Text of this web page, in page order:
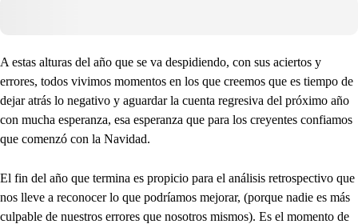
A estas alturas del año que se va despidiendo, con sus aciertos y
errores, todos vivimos momentos en los que creemos que es tiempo de
dejar atrás lo negativo y aguardar la cuenta regresiva del próximo año
con mucha esperanza, esa esperanza que para los creyentes confiamos
que comenzó con la Navidad.
El fin del año que termina es propicio para el análisis retrospectivo que
nos lleve a reconocer lo que podríamos mejorar, (porque nadie es más
culpable de nuestros errores que nosotros mismos). Es el momento de